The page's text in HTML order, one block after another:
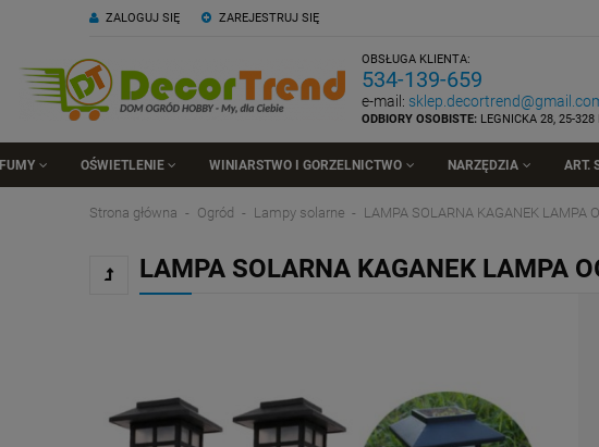
ZAREJESTRUJ SIĘ
ZALOGUJ SIĘ
OBSŁUGA KLIENTA:
534-139-659
e-mail:
ODBIORY OSOBISTE: LEGNICKA 28, 25-328
OŚWIETLENIE WINIARSTWO I GORZELNICTWO NARZĘDZIA ART.
Strona główna Ogród Lampy solarne LAMPA SOLARNA KAGANEK LAMPA
LAMPA SOLARNA KAGANEK LAMPA